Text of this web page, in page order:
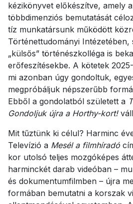
kézikönyvet előkészítve, amely
többdimenziós bemutatását
tíz munkatársunk működött
Történettudományi Intézetében,
„külsős” történészkolléga is
erőfeszítésekbe. A kötetek
mi azonban úgy gondoltuk,
megpróbáljuk népszerűbb
Ebből a gondolatból született a
Gondoljuk újra a Horthy-kort!
Mit tűztünk ki célul? Harminc
Televízió a Mesél a filmhíradó
kor utolsó teljes mozgóképes
harminckét darab videóban –
és dokumentumfilmben – újra
formában bemutatni a korszak